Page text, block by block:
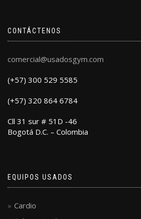
CONTÁCTENOS
comercial@usadosgym.com
(+57) 300 529 5585
(+57) 320 864 6784
Cll 31 sur # 51D -46
Bogotá D.C. – Colombia
EQUIPOS USADOS
Cardio